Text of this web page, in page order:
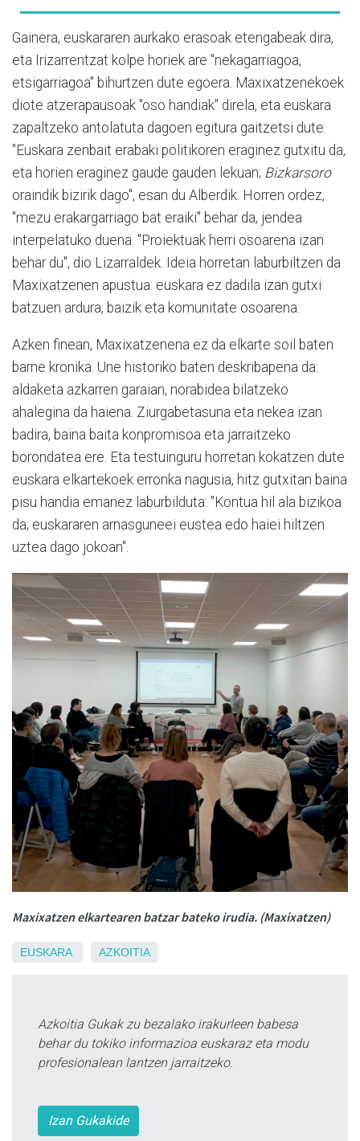
Gainera, euskararen aurkako erasoak etengabeak dira,
eta Irizarrentzat kolpe horiek are "nekagarriagoa,
etsigarriagoa" bihurtzen dute egoera. Maxixatzenekoek
diote atzerapausoak "oso handiak" direla, eta euskara
zapaltzeko antolatuta dagoen egitura gaitzetsi dute.
"Euskara zenbait erabaki politikoren eraginez gutxitu da,
eta horien eraginez gaude gauden lekuan; Bizkarsoro
oraindik bizirik dago", esan du Alberdik. Horren ordez,
"mezu erakargarriago bat eraiki" behar da, jendea
interpelatuko duena. "Proiektuak herri osoarena izan
behar du", dio Lizarraldek. Ideia horretan laburbiltzen da
Maxixatzenen apustua: euskara ez dadila izan gutxi
batzuen ardura, baizik eta komunitate osoarena.
Azken finean, Maxixatzenena ez da elkarte soil baten
barne kronika. Une historiko baten deskribapena da:
aldaketa azkarren garaian, norabidea bilatzeko
ahalegina da haiena. Ziurgabetasuna eta nekea izan
badira, baina baita konpromisoa eta jarraitzeko
borondatea ere. Eta testuinguru horretan kokatzen dute
euskara elkartekoek erronka nagusia, hitz gutxitan baina
pisu handia emanez laburbilduta: "Kontua hil ala bizikoa
da; euskararen arnasguneei eustea edo haiei hiltzen
uztea dago jokoan".
Maxixatzen elkartearen batzar bateko irudia. (Maxixatzen)
EUSKARA AZKOITIA
Azkoitia Gukak zu bezalako irakurleen babesa
behar du tokiko informazioa euskaraz eta modu
profesionalean lantzen jarraitzeko.
Izan Gukakide